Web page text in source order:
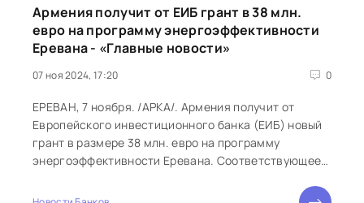
Армения получит от ЕИБ грант в 38 млн.
евро на программу энергоэффективности
Еревана - «Главные новости»
07 ноя 2024, 17:20 0
ЕРЕВАН, 7 ноября. /АРКА/. Армения получит от
Европейского инвестиционного банка (ЕИБ) новый
грант в размере 38 млн. евро на программу
энергоэффективности Еревана. Соответствующее